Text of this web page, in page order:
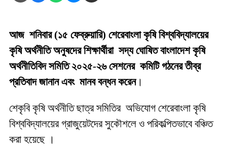
আজ শনিবার (১৫ ফেব্রুয়ারি) শেরেবাংলা কৃষি বিশ্ববিদ্যালয়ের
কৃষি অর্থনীতি অনুষদের শিক্ষার্থীরা সদ্য ঘোষিত বাংলাদেশ কৃষি
অর্থনীতিবিদ সমিতি ২০২৫-২৬ সেশনের কমিটি গঠনের তীব্র
প্রতিবাদ জানান এবং মানব বন্ধন করেন।
শেকৃবি কৃষি অর্থনীতি ছাত্র সমিতির অভিযোগ শেরেবাংলা কৃষি
বিশ্ববিদ্যালয়ের গ্রাজুয়েটদের সুকৌশলে ও পরিকল্পিতভাবে বঞ্চিত
করা হয়েছে ।